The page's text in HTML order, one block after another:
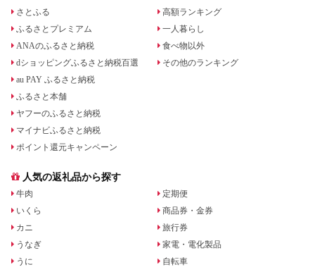
さとふる
ふるさとプレミアム
ANAのふるさと納税
dショッピングふるさと納税百選
au PAY ふるさと納税
ふるさと本舗
ヤフーのふるさと納税
マイナビふるさと納税
ポイント還元キャンペーン
高額ランキング
一人暮らし
食べ物以外
その他のランキング
人気の返礼品から探す
牛肉
いくら
カニ
うなぎ
うに
定期便
商品券・金券
旅行券
家電・電化製品
自転車